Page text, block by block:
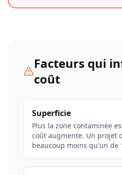
Facteurs qui
coût
Superficie
Plus la zone contaminée
coût augmente. Un projet
beaucoup moins qu'un de